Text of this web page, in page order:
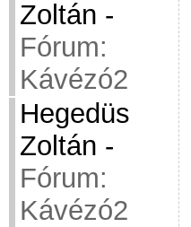
Zoltán -
Fórum:
Kávézó2
Hegedüs
Zoltán -
Fórum:
Kávézó2